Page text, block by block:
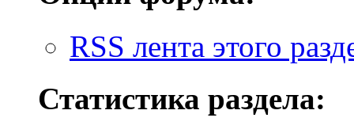
RSS лента этого
Статистика раздела: